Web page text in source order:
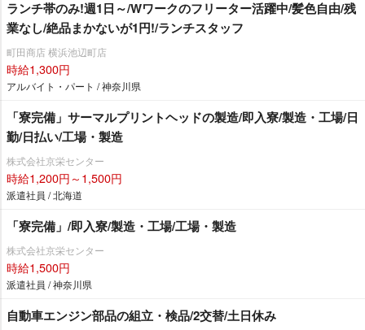
ランチ帯のみ!週1日～/Wワークのフリーター活躍中/髪色自由/残
業なし/絶品まかないが1円!/ランチスタッフ
町田商店 横浜池辺町店
時給1,300円
アルバイト・パート / 神奈川県
「寮完備」サーマルプリントヘッドの製造/即入寮/製造・工場/日
勤/日払い/工場・製造
株式会社京栄センター
時給1,200円～1,500円
派遣社員 / 北海道
「寮完備」/即入寮/製造・工場/工場・製造
株式会社京栄センター
時給1,500円
派遣社員 / 神奈川県
自動車エンジン部品の組立・検品/2交替/土日休み